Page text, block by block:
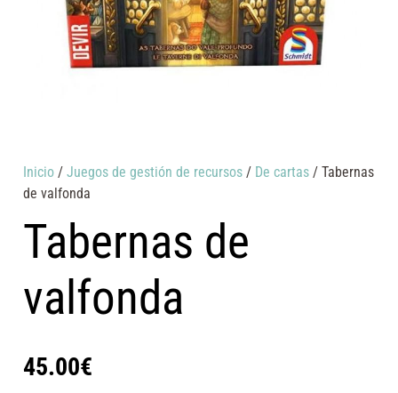
Inicio /Juegos de gestión de recursos / De cartas / Tabernas
de valfonda
Tabernas de
valfonda
45.00€